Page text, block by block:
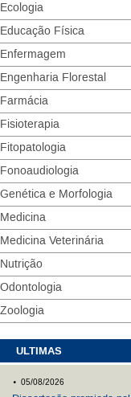
Ecologia
Educação Física
Enfermagem
Engenharia Florestal
Farmácia
Fisioterapia
Fitopatologia
Fonoaudiologia
Genética e Morfologia
Medicina
Medicina Veterinária
Nutrição
Odontologia
Zoologia
ULTIMAS
. 05/08/2026